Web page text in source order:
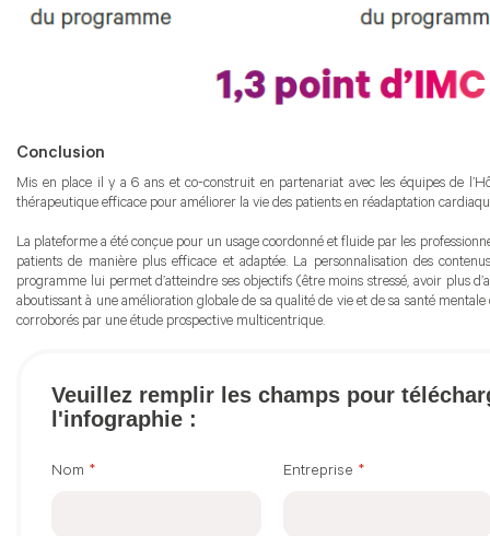
Conclusion
Mis en place il y a 6 ans et co-construit en partenariat avec les équipes de
thérapeutique efficace pour améliorer la vie des patients en réadaptation
La plateforme a été conçue pour un usage coordonné et fluide par les
patients de manière plus efficace et adaptée. La personnalisation des
programme lui permet d’atteindre ses objectifs (être moins stressé, avoir plus
aboutissant à une amélioration globale de sa qualité de vie et de sa santé
corroborés par une étude prospective multicentrique.
Veuillez remplir les champs pour
l'infographie :
Nom * Entreprise *